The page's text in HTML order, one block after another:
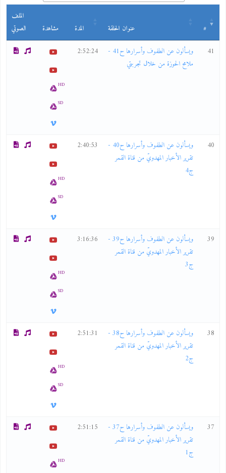
عنوان الحلقة المدة مشاهدة
الملف
الصوتي
41
ويسألون عن الطفوف وأسرارها ح41 -
ملامح الحوزة من خلال تجربتي
2:52:24
HD
SD
40
ويسألون عن الطفوف وأسرارها ح40 -
تقرير الأخبار المهدويّ من قناة القمر
ج4
2:40:53
HD
SD
39
ويسألون عن الطفوف وأسرارها ح39 -
تقرير الأخبار المهدويّ من قناة القمر
ج3
3:16:36
HD
SD
38
ويسألون عن الطفوف وأسرارها ح38 -
تقرير الأخبار المهدويّ من قناة القمر
ج2
2:51:31
HD
SD
37
ويسألون عن الطفوف وأسرارها ح37 -
تقرير الأخبار المهدويّ من قناة القمر
ج1
2:51:15
HD